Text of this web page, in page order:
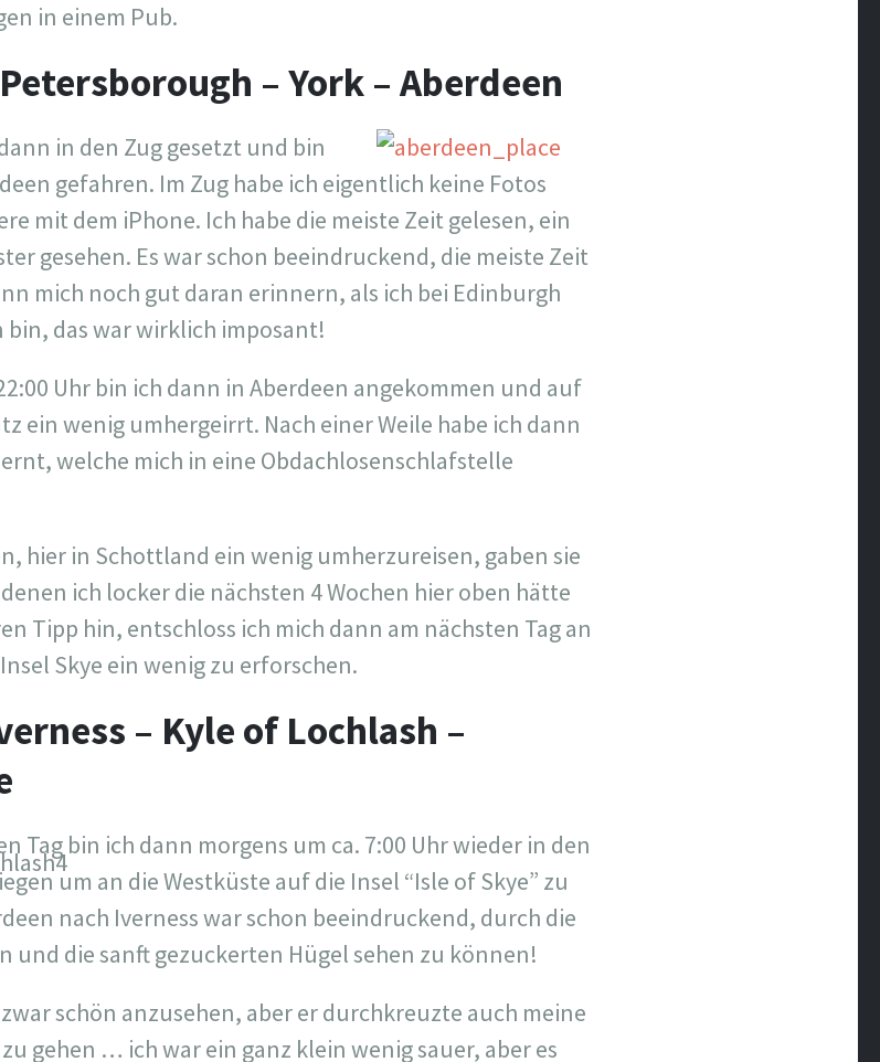
in einem Pub.
– York – Aberdeen
in den Zug gesetzt und bin
gefahren. Im Zug habe ich eigentlich keine Fotos
mit dem iPhone. Ich habe die meiste Zeit gelesen, ein
gesehen. Es war schon beeindruckend, die meiste Zeit
mich noch gut daran erinnern, als ich bei Edinburgh
bin, das war wirklich imposant!
Uhr bin ich dann in Aberdeen angekommen und auf
ein wenig umhergeirrt. Nach einer Weile habe ich dann
welche mich in eine Obdachlosenschlafstelle
hier in Schottland ein wenig umherzureisen, gaben sie
ich locker die nächsten 4 Wochen hier oben hätte
Tipp hin, entschloss ich mich dann am nächsten Tag an
Skye ein wenig zu erforschen.
– Kyle of Lochlash –
Tag bin ich dann morgens um ca. 7:00 Uhr wieder in den
um an die Westküste auf die Insel “Isle of Skye” zu
nach Iverness war schon beeindruckend, durch die
und die sanft gezuckerten Hügel sehen zu können!
schön anzusehen, aber er durchkreuzte auch meine
gehen … ich war ein ganz klein wenig sauer, aber es